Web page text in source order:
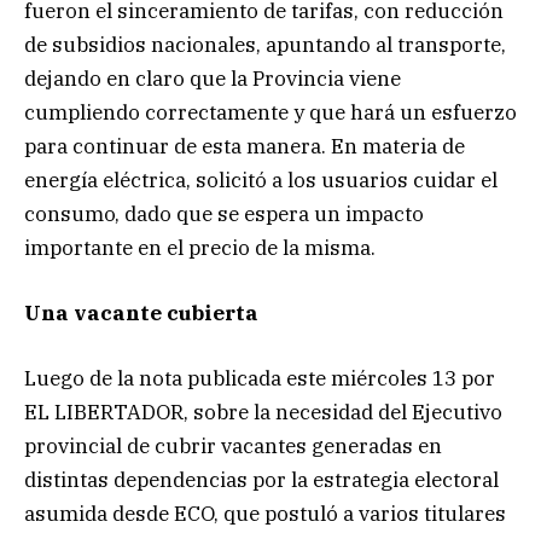
fueron el sinceramiento de tarifas, con reducción
de subsidios nacionales, apuntando al transporte,
dejando en claro que la Provincia viene
cumpliendo correctamente y que hará un esfuerzo
para continuar de esta manera. En materia de
energía eléctrica, solicitó a los usuarios cuidar el
consumo, dado que se espera un impacto
importante en el precio de la misma.
Una vacante cubierta
Luego de la nota publicada este miércoles 13 por
EL LIBERTADOR, sobre la necesidad del Ejecutivo
provincial de cubrir vacantes generadas en
distintas dependencias por la estrategia electoral
asumida desde ECO, que postuló a varios titulares